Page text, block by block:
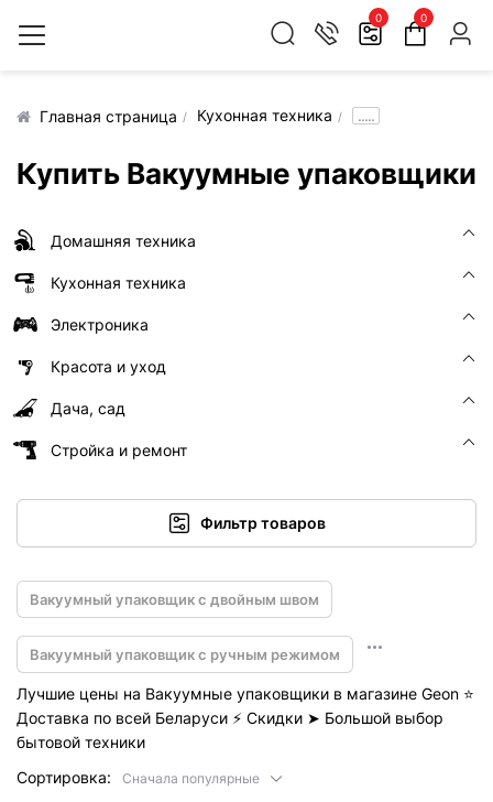
0 0
Главная страница Кухонная техника .....
Купить Вакуумные упаковщики
Домашняя техника
Кухонная техника
Электроника
Красота и уход
Дача, сад
Стройка и ремонт
Фильтр товаров
Вакуумный упаковщик с двойным швом
Вакуумный упаковщик с ручным режимом
Лучшие цены на Вакуумные упаковщики в магазине Geon ⭐️
Доставка по всей Беларуси ⚡ Скидки ➤ Большой выбор
бытовой техники
Сортировка:
Сначала популярные